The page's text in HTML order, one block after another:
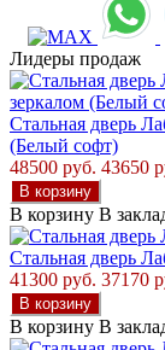
Лидеры продаж
Стальная дверь
(Белый софт)
48500 руб. 43650
В корзину
В корзину В
Стальная дверь
41300 руб. 37170
В корзину
В корзину В